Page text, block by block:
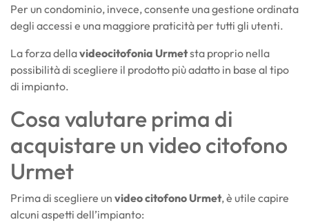
Per un condominio, invece, consente una gestione ordinata
degli accessi e una maggiore praticità per tutti gli utenti.
La forza dellavideocitofonia Urmetsta proprio nella
possibilità di scegliere il prodotto più adatto in base al tipo
di impianto.
Cosa valutare prima di
acquistare un video citofono
Urmet
Prima di scegliere un video citofono Urmet, è utile capire
alcuni aspetti dell’impianto: